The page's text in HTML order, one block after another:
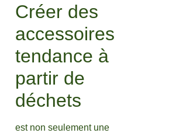
Créer des
accessoires
tendance à
partir de
déchets
est non seulement une